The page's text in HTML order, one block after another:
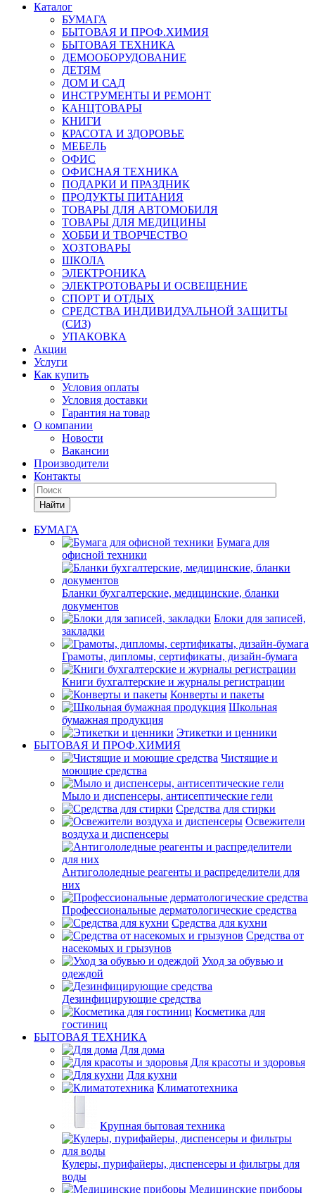
Каталог
БУМАГА
БЫТОВАЯ И ПРОФ.ХИМИЯ
БЫТОВАЯ ТЕХНИКА
ДЕМООБОРУДОВАНИЕ
ДЕТЯМ
ДОМ И САД
ИНСТРУМЕНТЫ И РЕМОНТ
КАНЦТОВАРЫ
КНИГИ
КРАСОТА И ЗДОРОВЬЕ
МЕБЕЛЬ
ОФИС
ОФИСНАЯ ТЕХНИКА
ПОДАРКИ И ПРАЗДНИК
ПРОДУКТЫ ПИТАНИЯ
ТОВАРЫ ДЛЯ АВТОМОБИЛЯ
ТОВАРЫ ДЛЯ МЕДИЦИНЫ
ХОББИ И ТВОРЧЕСТВО
ХОЗТОВАРЫ
ШКОЛА
ЭЛЕКТРОНИКА
ЭЛЕКТРОТОВАРЫ И ОСВЕЩЕНИЕ
СПОРТ И ОТДЫХ
СРЕДСТВА ИНДИВИДУАЛЬНОЙ ЗАЩИТЫ
(СИЗ)
УПАКОВКА
Акции
Услуги
Как купить
Условия оплаты
Условия доставки
Гарантия на товар
О компании
Новости
Вакансии
Производители
Контакты
Найти
БУМАГА
Бумага для
офисной техники
Бланки бухгалтерские, медицинские, бланки
документов
Блоки для записей,
закладки
Грамоты, дипломы, сертификаты, дизайн-бумага
Книги бухгалтерские и журналы регистрации
Конверты и пакеты
Школьная
бумажная продукция
Этикетки и ценники
БЫТОВАЯ И ПРОФ.ХИМИЯ
Чистящие и
моющие средства
Мыло и диспенсеры, антисептические гели
Средства для стирки
Освежители
воздуха и диспенсеры
Антигололедные реагенты и распределители для
них
Профессиональные дерматологические средства
Средства для кухни
Средства от
насекомых и грызунов
Уход за обувью и
одеждой
Дезинфицирующие средства
Косметика для
гостиниц
БЫТОВАЯ ТЕХНИКА
Для дома
Для красоты и здоровья
Для кухни
Климатотехника
Крупная бытовая техника
Кулеры, пурифайеры, диспенсеры и фильтры для
воды
Медицинские приборы